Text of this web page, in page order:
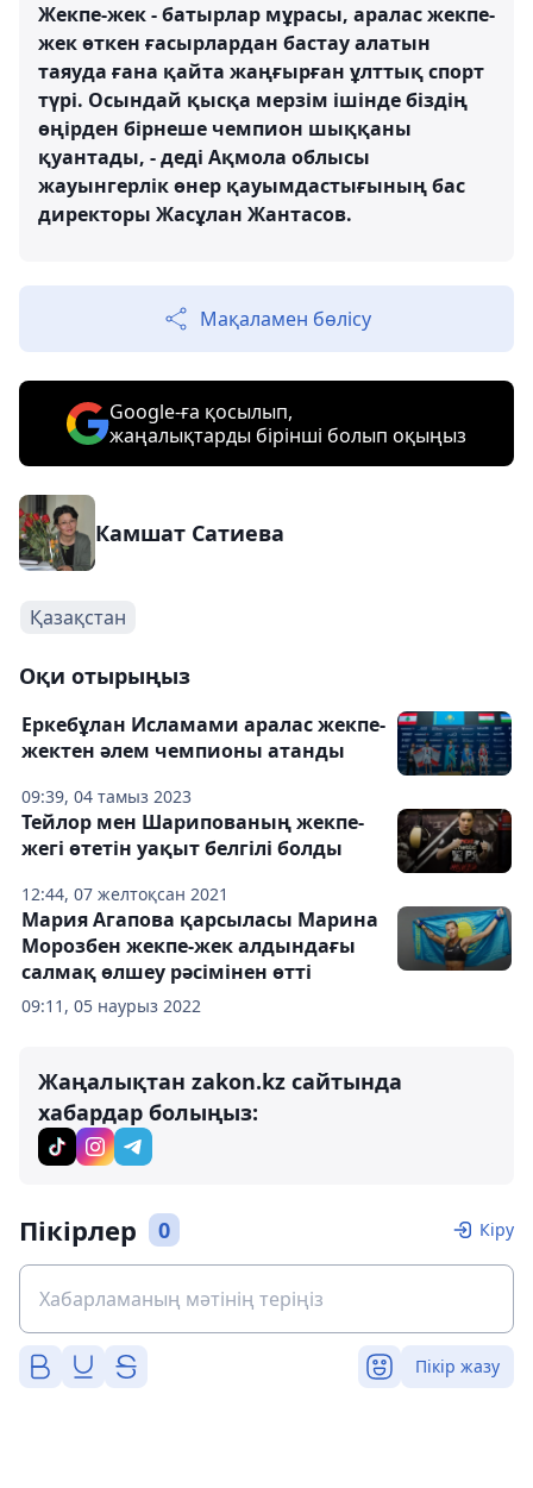
Жекпе-жек - батырлар мұрасы, аралас жекпе-
жек өткен ғасырлардан бастау алатын
таяуда ғана қайта жаңғырған ұлттық спорт
түрі. Осындай қысқа мерзім ішінде біздің
өңірден бірнеше чемпион шыққаны
қуантады, - деді Ақмола облысы
жауынгерлік өнер қауымдастығының бас
директоры Жасұлан Жантасов.
Мақаламен бөлісу
Google-ға қосылып,
жаңалықтарды бірінші болып оқыңыз
Камшат Сатиева
Қазақстан
Оқи отырыңыз
09:39, 04 тамыз 2023
Еркебұлан Исламами аралас жекпе-
жектен әлем чемпионы атанды
12:44, 07 желтоқсан 2021
Тейлор мен Шарипованың жекпе-
жегі өтетін уақыт белгілі болды
09:11, 05 наурыз 2022
Мария Агапова қарсыласы Марина
Морозбен жекпе-жек алдындағы
салмақ өлшеу рәсімінен өтті
Жаңалықтан zakon.kz сайтында
хабардар болыңыз:
Пікірлер 0 Кіру
Пікір жазу